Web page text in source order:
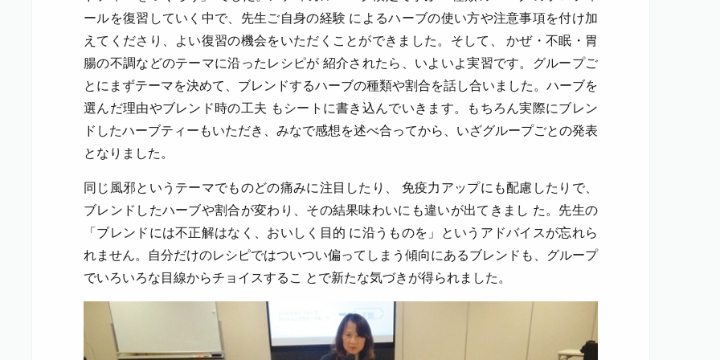
ールを復習していく中で、先生ご自身の経験 によるハーブの使い方や注意事項を付け加
えてくださり、よい復習の機会をいただくことができました。そして、 かぜ・不眠・胃
腸の不調などのテーマに沿ったレシピが 紹介されたら、いよいよ実習です。グループご
とにまずテーマを決めて、ブレンドするハーブの種類や割合を話し合いました。ハーブを
選んだ理由やブレンド時の工夫 もシートに書き込んでいきます。もちろん実際にブレン
ドしたハーブティーもいただき、みなで感想を述べ合ってから、いざグループごとの発表
となりました。
同じ風邪というテーマでものどの痛みに注目したり、 免疫力アップにも配慮したりで、
ブレンドしたハーブや割合が変わり、その結果味わいにも違いが出てきまし た。先生の
「ブレンドには不正解はなく、おいしく目的 に沿うものを」というアドバイスが忘れら
れません。自分だけのレシピではついつい偏ってしまう傾向にあるブレンドも、グループ
でいろいろな目線からチョイスするこ とで新たな気づきが得られました。